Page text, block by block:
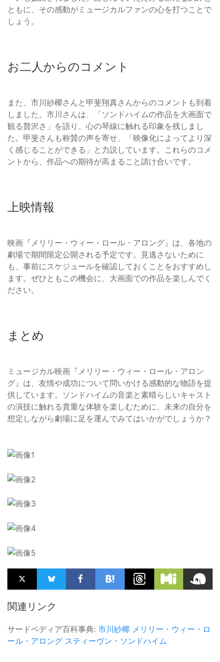
ともに、その感動がミュージカルファンの心を打つことで
しょう。
お二人からのコメント
また、市川紗椰さんと甲斐翔真さんからのコメントも到着
しました。市川さんは、「ソンドハイムの作品を大画面で
観る贅沢さ」を語り、心の琴線に触れる印象を残しまし
た。甲斐さんも称賛の声を寄せ、「映像化によってより深
く感じることができる」と力説しています。これらのコメ
ントから、作品への期待が高まること請け合いです。
上映情報
映画『メリリー・ウィー・ロール・アロング』は、各地の
劇場で期間限定公開される予定です。見逃さないために
も、事前にスケジュールを確認しておくことをおすすめし
ます。ぜひともこの機会に、大画面での作品を楽しんでく
ださい。
まとめ
ミュージカル映画『メリリー・ウィー・ロール・アロン
グ』は、友情や成功について問いかける感動的な物語を提
供しています。ソンドハイムの音楽と素晴らしいキャスト
の演技に触れる貴重な体験を楽しむために、未来の自分を
想定しながら劇場に足を運んでみてはいかがでしょうか？
関連リンク
サードペディア百科事典: 市川紗椰 メリリー・ウィー・ロ
ール・アロング スティーヴン・ソンドハイム